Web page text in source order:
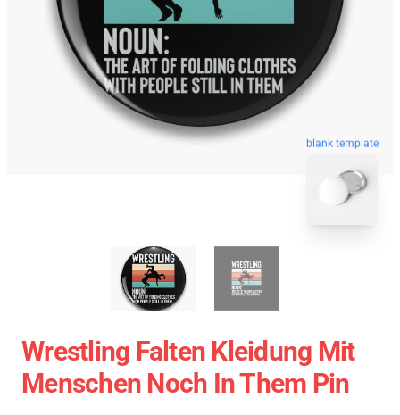
blank template
Wrestling Falten Kleidung Mit
Menschen Noch In Them Pin